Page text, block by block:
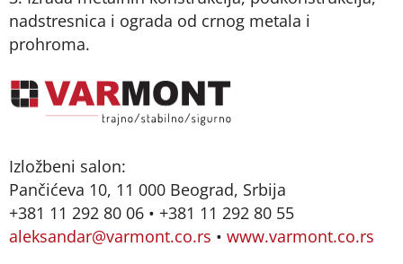
nadstresnica i ograda od crnog metala i
prohroma.
Izložbeni salon:
Pančićeva 10, 11 000 Beograd, Srbija
+381 11 292 80 06 • +381 11 292 80 55
aleksandar@varmont.co.rs • www.varmont.co.rs